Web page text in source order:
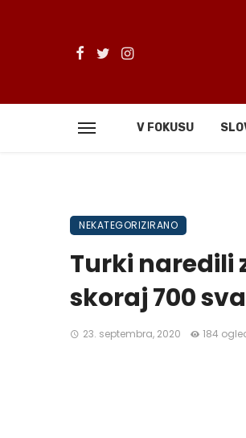
V FOKUSU
NEKATEGORIZIRANO
Turki naredili
skoraj 700
23. septembra, 2020 184